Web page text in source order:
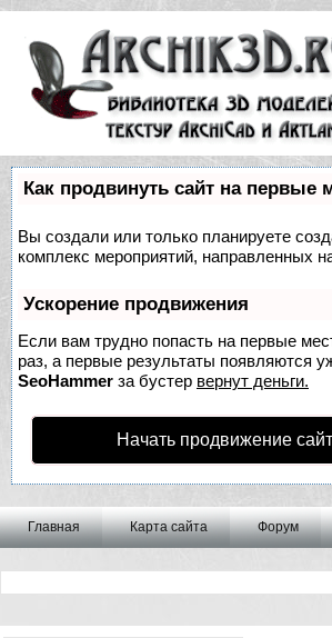
Как продвинуть сайт на первые
Вы создали или только планируете
комплекс мероприятий, направленных
Ускорение продвижения
Если вам трудно попасть на первые
раз, а первые результаты появляются
SeoHammer за бустер вернут деньги.
Начать продвижение
Главная Карта сайта Форум